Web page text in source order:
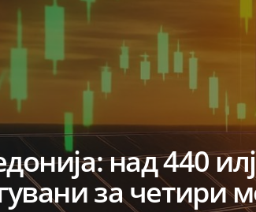
над 440
за четири